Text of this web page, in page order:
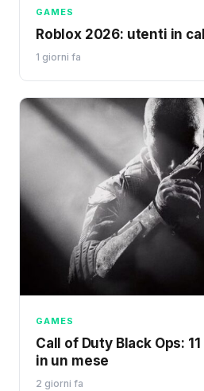
GAMES
Roblox 2026: utenti in
1 giorni fa
GAMES
Call of Duty Black Ops:
in un mese
2 giorni fa